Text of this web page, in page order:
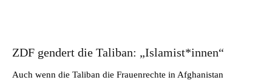
ZDF gendert die Taliban: „Islamist*innen“
Auch wenn die Taliban die Frauenrechte in Afghanistan